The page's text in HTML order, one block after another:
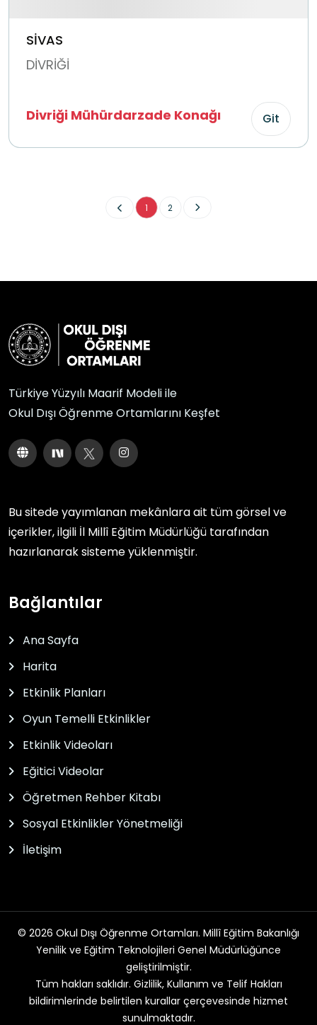
SİVAS
DİVRİĞİ
Divriği Mühürdarzade Konağı Git
1 2
Türkiye Yüzyılı Maarif Modeli ile
Okul Dışı Öğrenme Ortamlarını Keşfet
Bu sitede yayımlanan mekânlara ait tüm görsel ve
içerikler, ilgili İl Millî Eğitim Müdürlüğü tarafından
hazırlanarak sisteme yüklenmiştir.
Bağlantılar
Ana Sayfa
Harita
Etkinlik Planları
Oyun Temelli Etkinlikler
Etkinlik Videoları
Eğitici Videolar
Öğretmen Rehber Kitabı
Sosyal Etkinlikler Yönetmeliği
İletişim
© 2026 Okul Dışı Öğrenme Ortamları. Millî Eğitim Bakanlığı
Yenilik ve Eğitim Teknolojileri Genel Müdürlüğünce
geliştirilmiştir.
Tüm hakları saklıdır. Gizlilik, Kullanım ve Telif Hakları
bildirimlerinde belirtilen kurallar çerçevesinde hizmet
sunulmaktadır.